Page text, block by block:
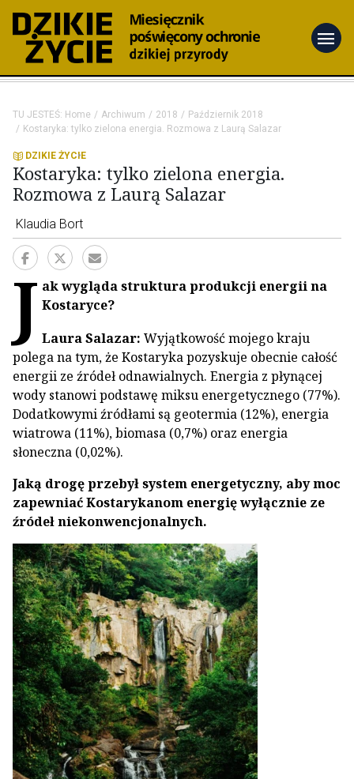
menu
TU JESTEŚ: Home Archiwum 2018
Październik 2018
Kostaryka: tylko zielona energia. Rozmowa z Laurą Salazar
DZIKIE ŻYCIE
Kostaryka: tylko zielona energia.
Rozmowa z Laurą Salazar
Klaudia Bort
J ak wygląda struktura produkcji energii na
Kostaryce?
Laura Salazar: Wyjątkowość mojego kraju
polega na tym, że Kostaryka pozyskuje obecnie całość
energii ze źródeł odnawialnych. Energia z płynącej
wody stanowi podstawę miksu energetycznego (77%).
Dodatkowymi źródłami są geotermia (12%), energia
wiatrowa (11%), biomasa (0,7%) oraz energia
słoneczna (0,02%).
Jaką drogę przebył system energetyczny, aby moc
zapewniać Kostarykanom energię wyłącznie ze
źródeł niekonwencjonalnych.